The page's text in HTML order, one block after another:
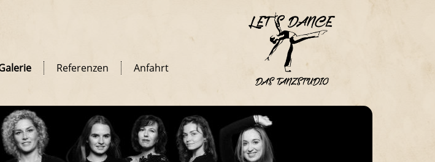
Referenzen Anfahrt